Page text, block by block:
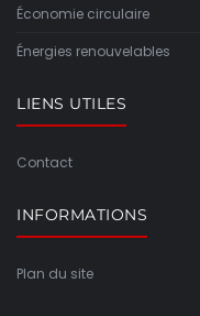
Économie circulaire
Énergies renouvelables
LIENS UTILES
Contact
INFORMATIONS
Plan du site